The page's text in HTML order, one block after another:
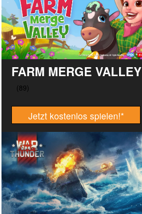
FARM MERGE VALLEY
Jetzt kostenlos spielen!*